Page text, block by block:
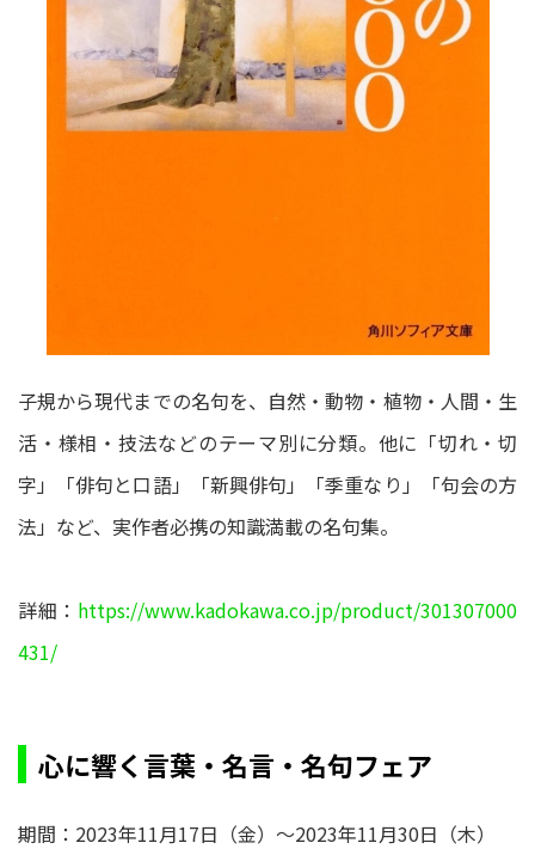
子規から現代までの名句を、自然・動物・植物・人間・生
活・様相・技法などのテーマ別に分類。他に「切れ・切
字」「俳句と口語」「新興俳句」「季重なり」「句会の方
法」など、実作者必携の知識満載の名句集。
詳細： https://www.kadokawa.co.jp/product/301307000
431/
心に響く言葉・名言・名句フェア
期間：2023年11月17日（金）～2023年11月30日（木）